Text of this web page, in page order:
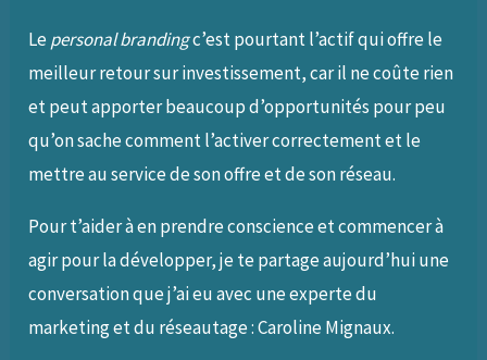
Lepersonal brandingc’est pourtant l’actif qui offre le
meilleur retour sur investissement, car il ne coûte rien
et peut apporter beaucoup d’opportunités pour peu
qu’on sache comment l’activer correctement et le
mettre au service de son offre et de son réseau.
Pour t’aider à en prendre conscience et commencer à
agir pour la développer, je te partage aujourd’hui une
conversation que j’ai eu avec une experte du
marketing et du réseautage : Caroline Mignaux.